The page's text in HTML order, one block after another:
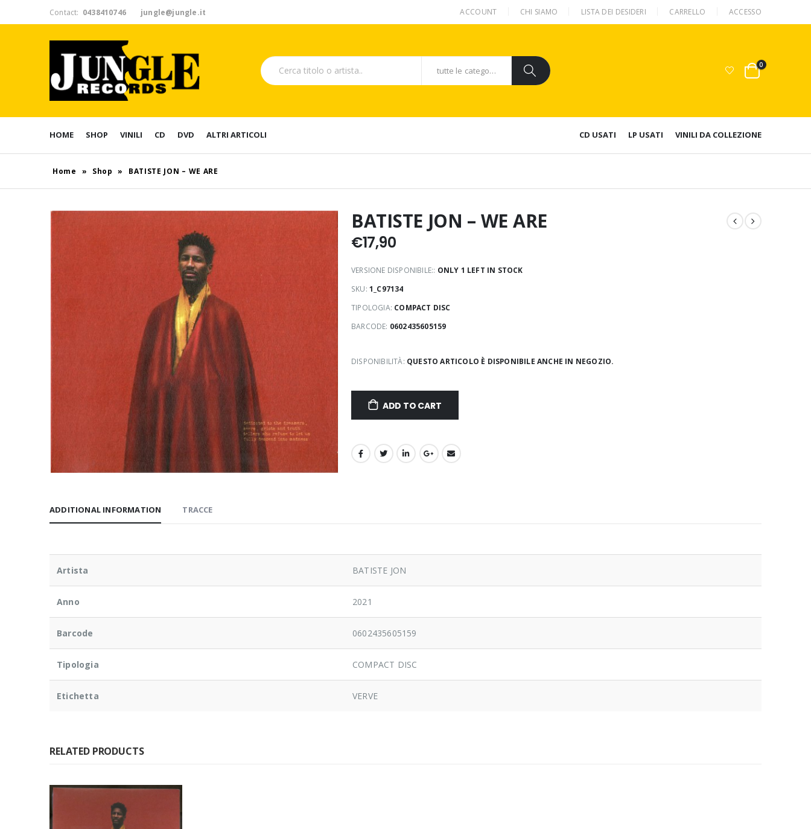
Contact: 0438410746 jungle@jungle.it ACCOUNT CHI SIAMO LISTA DEI DESIDERI CARRELLO ACCESSO
tutte le categorie
0
HOME SHOP VINILI CD DVD ALTRI ARTICOLI CD USATI LP USATI VINILI DA COLLEZIONE
Home » Shop » BATISTE JON – WE ARE
BATISTE JON – WE ARE
€17,90
VERSIONE DISPONIBILE:: ONLY 1 LEFT IN STOCK
SKU: 1_C97134
TIPOLOGIA: COMPACT DISC
BARCODE: 0602435605159
DISPONIBILITÀ: QUESTO ARTICOLO È DISPONIBILE ANCHE IN NEGOZIO.
ADD TO CART
ADDITIONAL INFORMATION TRACCE
Artista BATISTE JON
Anno 2021
Barcode 0602435605159
Tipologia COMPACT DISC
Etichetta VERVE
RELATED PRODUCTS